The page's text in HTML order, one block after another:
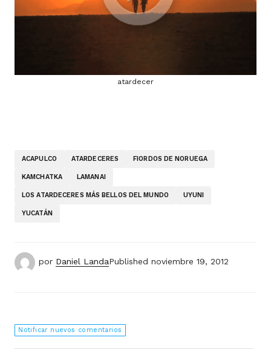
atardecer
ACAPULCO ATARDECERES FIORDOS DE NORUEGA
KAMCHATKA LAMANAI
LOS ATARDECERES MÁS BELLOS DEL MUNDO UYUNI
YUCATÁN
por Daniel LandaPublished noviembre 19, 2012
Notificar nuevos comentarios